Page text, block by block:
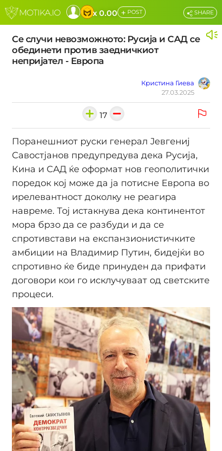
x 0.00 + POST
Се случи невозможното: Русија и САД се
обединети против заедничкиот
непријател - Европа
Кристина Гиева
27.03.2025
SHARE
17
Поранешниот руски генерал Јевгениј
Савостјанов предупредува дека Русија,
Кина и САД ќе оформат нов геополитички
поредок кој може да ја потисне Европа во
ирелевантност доколку не реагира
навреме. Тој истакнува дека континентот
мора брзо да се разбуди и да се
спротивстави на експанзионистичките
амбиции на Владимир Путин, бидејќи во
спротивно ќе биде принуден да прифати
договори кои го исклучуваат од светските
процеси.